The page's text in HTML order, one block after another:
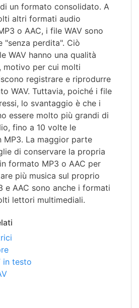
un formato consolidato. A
altri formati audio
o AAC, i file WAV sono
"senza perdita". Ciò
WAV hanno una qualità
motivo per cui molti
registrare e riprodurre
WAV. Tuttavia, poiché i file
lo svantaggio è che i
essere molto più grandi di
fino a 10 volte le
MP3. La maggior parte
di conservare la propria
formato MP3 o AAC per
più musica sul proprio
e AAC sono anche i formati
lettori multimediali.
in testo